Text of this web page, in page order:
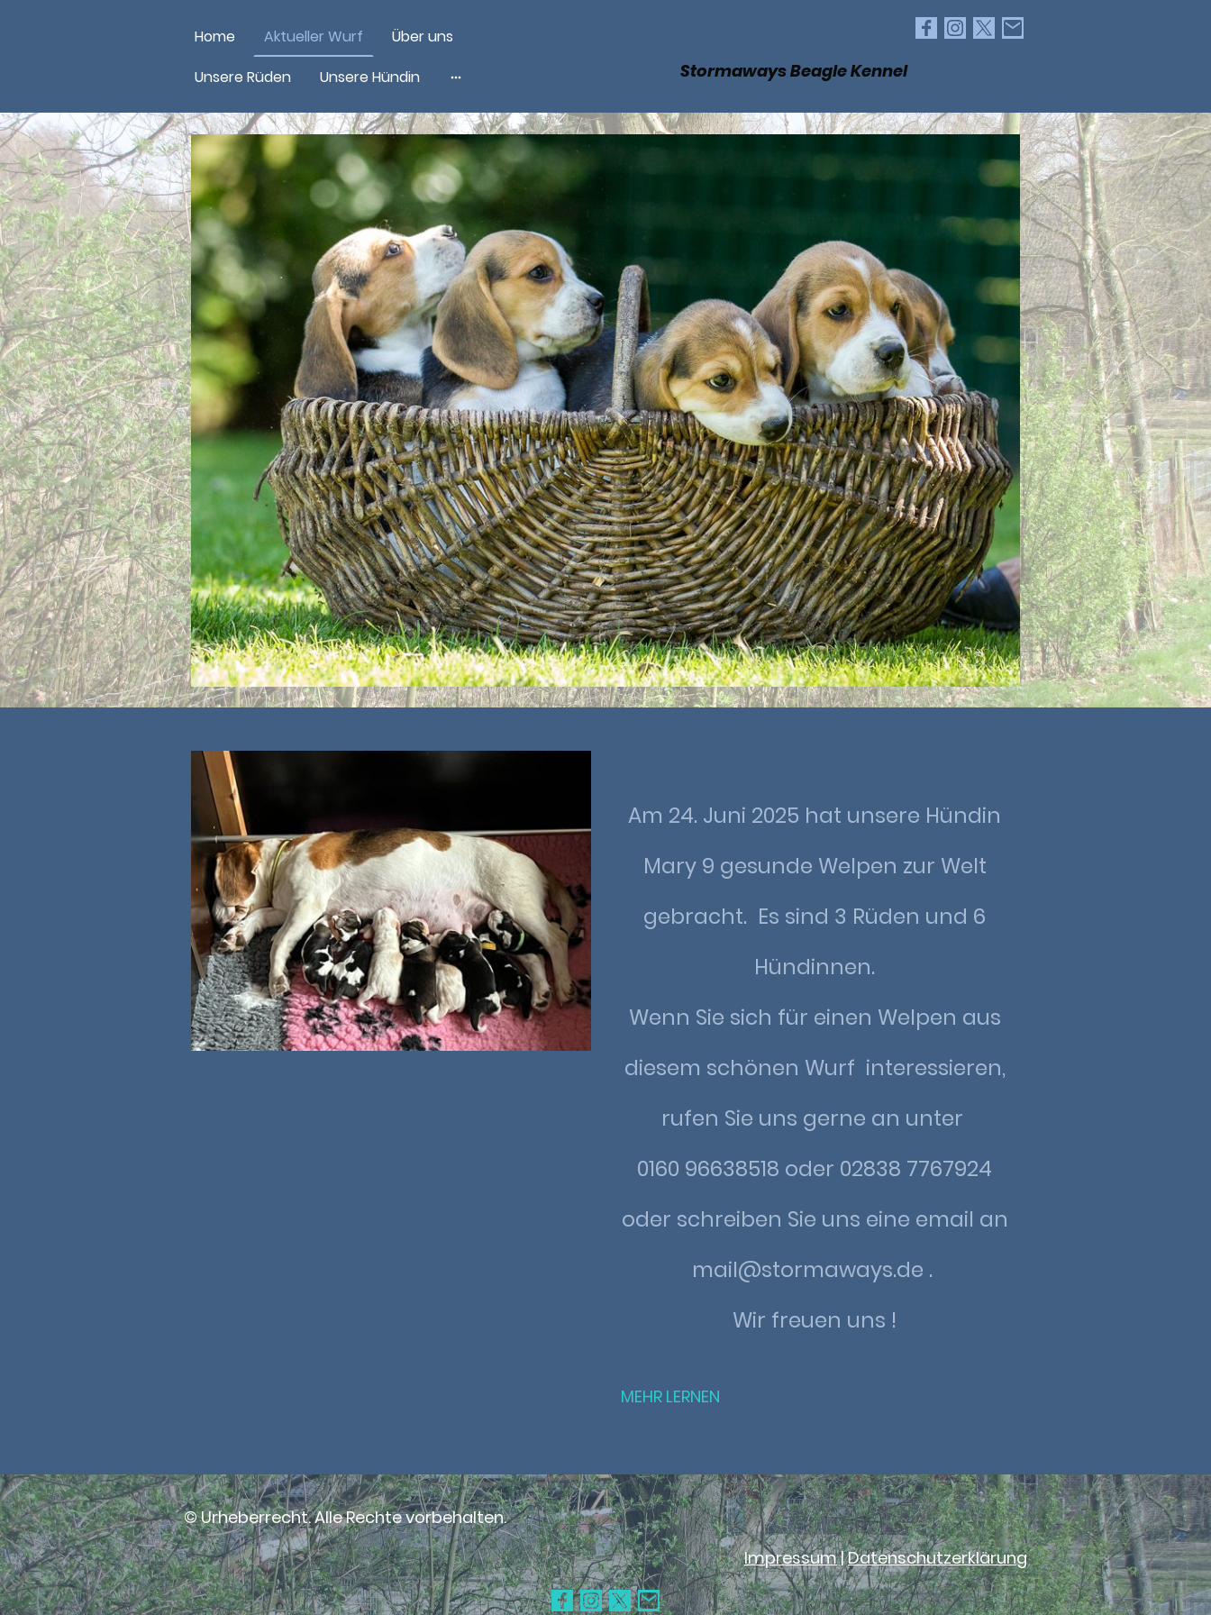
Home Aktueller Wurf
Über uns
Unsere Rüden
Unsere Hündin Stormaways Beagle Kennel
Am 24. Juni 2025 hat unsere Hündin
Mary 9 gesunde Welpen zur Welt
gebracht. Es sind 3 Rüden und 6
Hündinnen.
Wenn Sie sich für einen Welpen aus
diesem schönen Wurf interessieren,
rufen Sie uns gerne an unter
0160 96638518 oder 02838 7767924
oder schreiben Sie uns eine email an
mail@stormaways.de .
Wir freuen uns !
MEHR LERNEN
© Urheberrecht. Alle Rechte vorbehalten.
Impressum|Datenschutzerklärung